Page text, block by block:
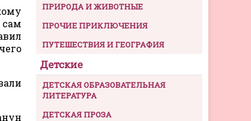
ПРИРОДА И ЖИВОТНЫЕ
ПРОЧИЕ ПРИКЛЮЧЕНИЯ
ПУТЕШЕСТВИЯ И ГЕОГРАФИЯ
Детские
ДЕТСКАЯ ОБРАЗОВАТЕЛЬНАЯ
ЛИТЕРАТУРА
ДЕТСКАЯ ПРОЗА